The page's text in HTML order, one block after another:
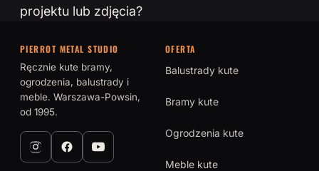
projektu lub zdjęcia?
PIERROT METAL STUDIO
Ręcznie kute bramy,
ogrodzenia, balustrady i
meble. Warszawa-Powsin,
od 1995.
OFERTA
Balustrady kute
Bramy kute
Ogrodzenia kute
Meble kute